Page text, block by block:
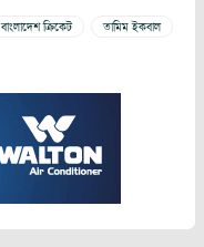
বাংলাদেশ ক্রিকেট তামিম ইকবাল